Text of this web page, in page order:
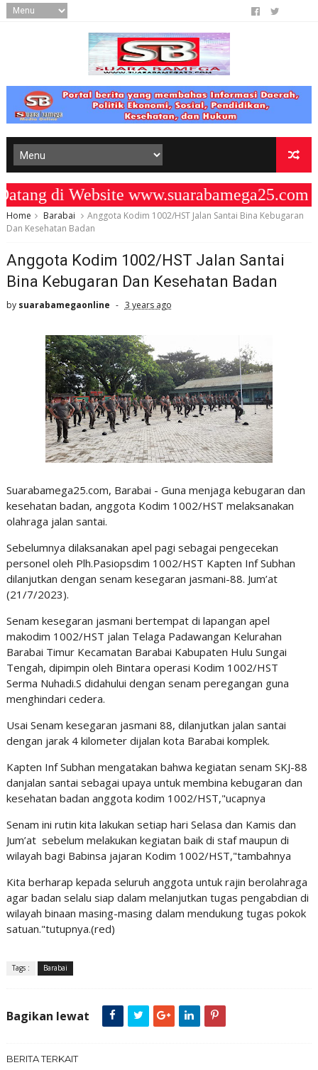
di Website www.suarabamega25.com "
Home Barabai
Anggota Kodim 1002/HST Jalan Santai Bina Kebugaran
Dan Kesehatan Badan
Anggota Kodim 1002/HST Jalan Santai
Bina Kebugaran Dan Kesehatan Badan
by suarabamegaonline 3 years ago
Suarabamega25.com, Barabai - Guna menjaga kebugaran dan
kesehatan badan, anggota Kodim 1002/HST melaksanakan
olahraga jalan santai.
Sebelumnya dilaksanakan apel pagi sebagai pengecekan
personel oleh Plh.Pasiopsdim 1002/HST Kapten Inf Subhan
dilanjutkan dengan senam kesegaran jasmani-88. Jum’at
(21/7/2023).
Senam kesegaran jasmani bertempat di lapangan apel
makodim 1002/HST jalan Telaga Padawangan Kelurahan
Barabai Timur Kecamatan Barabai Kabupaten Hulu Sungai
Tengah, dipimpin oleh Bintara operasi Kodim 1002/HST
Serma Nuhadi.S didahului dengan senam peregangan guna
menghindari cedera.
Usai Senam kesegaran jasmani 88, dilanjutkan jalan santai
dengan jarak 4 kilometer dijalan kota Barabai komplek.
Kapten Inf Subhan mengatakan bahwa kegiatan senam SKJ-88
danjalan santai sebagai upaya untuk membina kebugaran dan
kesehatan badan anggota kodim 1002/HST,"ucapnya
Senam ini rutin kita lakukan setiap hari Selasa dan Kamis dan
Jum’at sebelum melakukan kegiatan baik di staf maupun di
wilayah bagi Babinsa jajaran Kodim 1002/HST,"tambahnya
Kita berharap kepada seluruh anggota untuk rajin berolahraga
agar badan selalu siap dalam melanjutkan tugas pengabdian di
wilayah binaan masing-masing dalam mendukung tugas pokok
satuan."tutupnya.(red)
Tags : Barabai
Bagikan lewat
BERITA TERKAIT